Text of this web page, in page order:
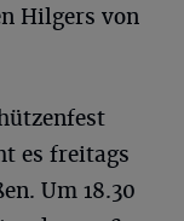
Hilgers von
es freitags
Um 18.30